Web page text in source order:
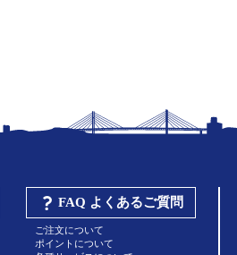
FAQ よくあるご質問
ご注文について
ポイントについて